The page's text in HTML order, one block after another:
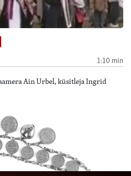
1:10 min
Ain Urbel, küsitleja Ingrid